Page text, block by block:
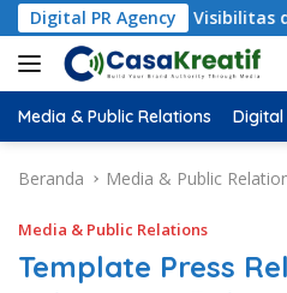
Digital PR Agency
pada Visibilitas dan
Media & Public Relations Digital
Beranda Media & Public
Media & Public Relations
Template Press